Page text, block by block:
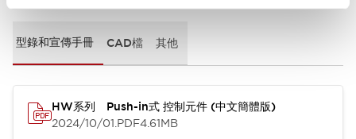
型錄和宣傳手冊 CAD檔 其他
HW系列 Push-in式 控制元件 (中文簡體版)
2024/10/01.PDF4.61MB